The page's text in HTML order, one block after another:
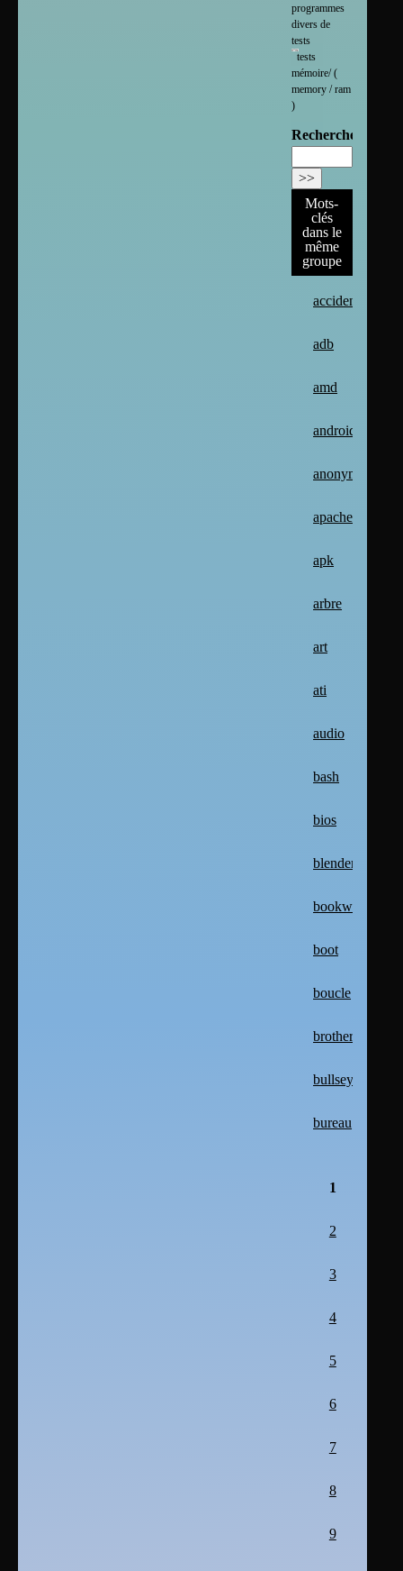
programmes
divers de
tests
tests
mémoire/ (
memory / ram
)
Rechercher :
Mots-
clés
dans le
même
groupe
accident
adb
amd
android
anonymat
apache2
apk
arbre
art
ati
audio
bash
bios
blender
bookworm
boot
boucle
brother
bullseye
bureau
1
2
3
4
5
6
7
8
9